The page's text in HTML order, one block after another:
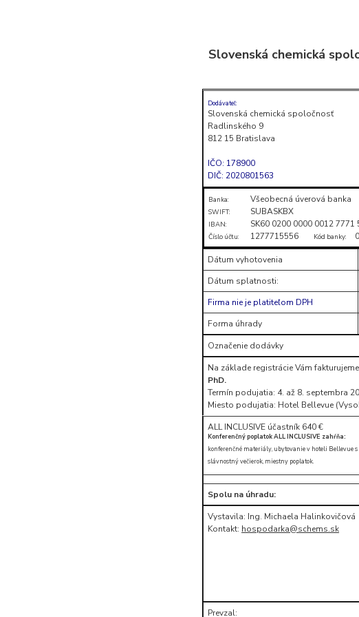
Slovenská chemická
Dodávateľ:
Slovenská chemická spoločnosť
Radlinského 9
812 15 Bratislava
IČO: 178900
DIČ: 2020801563
Banka: Všeobecná úverová banka
SWIFT: SUBASKBX
IBAN: SK60 0200 0000 0012 7771
Číslo účtu: 1277715556 Kód banky:
Dátum vyhotovenia
Dátum splatnosti:
Firma nie je platiteľom DPH
Forma úhrady
Označenie dodávky
Na základe registrácie Vám
PhD.
Termín podujatia: 4. až 8. septembra
Miesto podujatia: Hotel Bellevue
ALL INCLUSIVE účastník 640 €
Konferenčný poplatok ALL INCLUSIVE zahŕňa:
konferenčné materiály, ubytovanie v hoteli Bellevue s
slávnostný večierok, miestny poplatok.
Spolu na úhradu:
Vystavila: Ing. Michaela Halinkovičová
Kontakt: hospodarka@schems.sk
Prevzal: